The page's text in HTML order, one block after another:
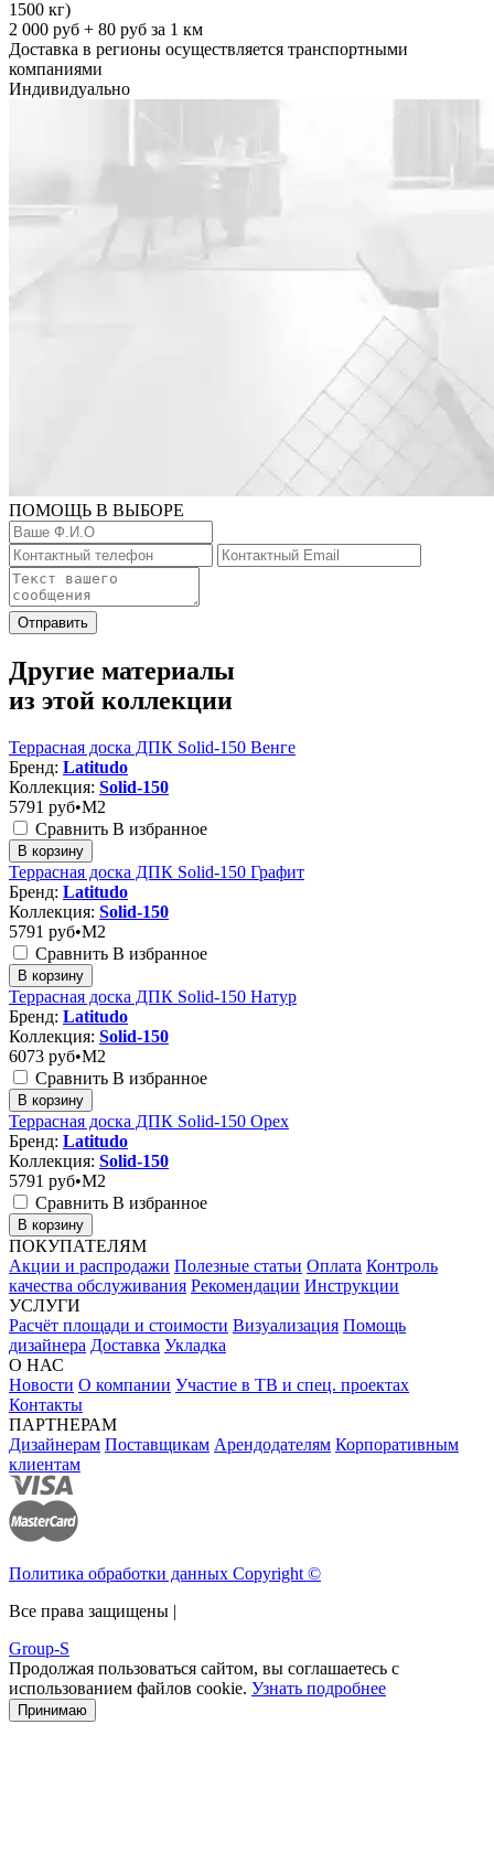
1500 кг)
2 000 руб + 80 руб за 1 км
Доставка в регионы осуществляется транспортными
компаниями
Индивидуально
ПОМОЩЬ В ВЫБОРЕ
Отправить
Другие материалы
из этой коллекции
Террасная доска ДПК Solid-150 Венге
Бренд: Latitudo
Коллекция: Solid-150
5791 руб•M2
Сравнить В избранное
В корзину
Террасная доска ДПК Solid-150 Графит
Бренд: Latitudo
Коллекция: Solid-150
5791 руб•M2
Сравнить В избранное
В корзину
Террасная доска ДПК Solid-150 Натур
Бренд: Latitudo
Коллекция: Solid-150
6073 руб•M2
Сравнить В избранное
В корзину
Террасная доска ДПК Solid-150 Орех
Бренд: Latitudo
Коллекция: Solid-150
5791 руб•M2
Сравнить В избранное
В корзину
ПОКУПАТЕЛЯМ
Акции и распродажи Полезные статьи Оплата Контроль
качества обслуживания Рекомендации Инструкции
УСЛУГИ
Расчёт площади и стоимости Визуализация Помощь
дизайнера Доставка Укладка
О НАС
Новости О компании Участие в ТВ и спец. проектах
Контакты
ПАРТНЕРАМ
Дизайнерам Поставщикам Арендодателям Корпоративным
клиентам
Политика обработки данных Copyright ©
Все права защищены |
Group-S
Продолжая пользоваться сайтом, вы соглашаетесь с
использованием файлов cookie. Узнать подробнее
Принимаю